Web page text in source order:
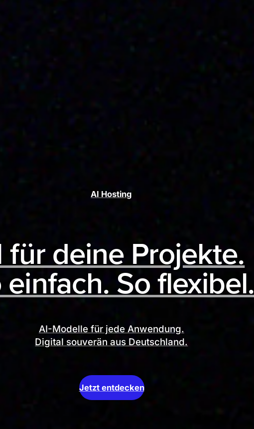
AI Hosting
für deine Projekte.
einfach. So flexibel.
AI-Modelle für jede Anwendung.
Digital souverän aus Deutschland.
Jetzt entdecken